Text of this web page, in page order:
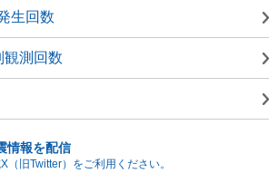
生回数
観測回数
情報を配信
（旧Twitter）をご利用ください。